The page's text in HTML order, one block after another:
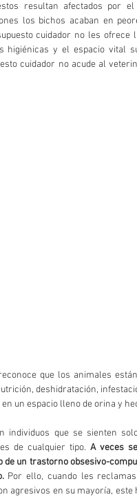
resultan afectados por
los bichos acaban en
cuidador no les ofrece
higiénicas y el espacio vital
cuidador no acude al
que los animales
deshidratación,
un espacio lleno de orina y
individuos que se sienten
de cualquier tipo. A veces
de un trastorno obsesivo-
Por ello, cuando les
agresivos en su mayoría,